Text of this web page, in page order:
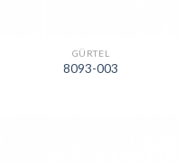
GÜRTEL
8093-003